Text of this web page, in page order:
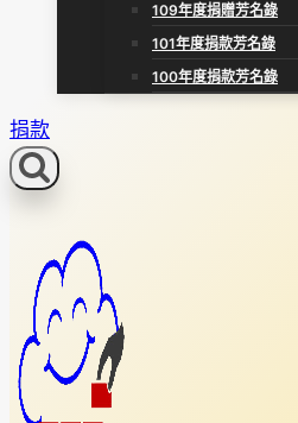
109年度捐贈芳名錄
101年度捐款芳名錄
100年度捐款芳名錄
捐款